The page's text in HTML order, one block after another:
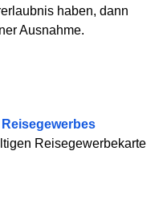
haben, dann
Ausnahme.
Reisegewerbekarte